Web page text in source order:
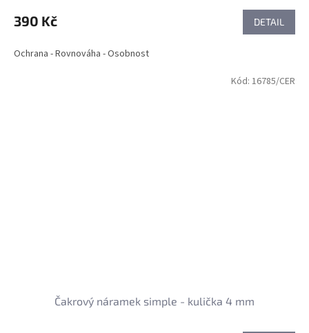
390 Kč DETAIL
Ochrana - Rovnováha - Osobnost
Čakrový náramek simple - kulička 4 mm
Kód: 16785/CER